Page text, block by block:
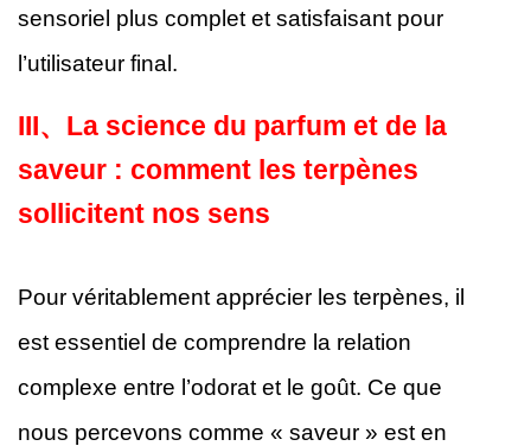
sensoriel plus complet et satisfaisant pour
l’utilisateur final.
III、 La science du parfum et de la
saveur : comment les terpènes
sollicitent nos sens
Pour véritablement apprécier les terpènes, il
est essentiel de comprendre la relation
complexe entre l’odorat et le goût. Ce que
nous percevons comme « saveur » est en